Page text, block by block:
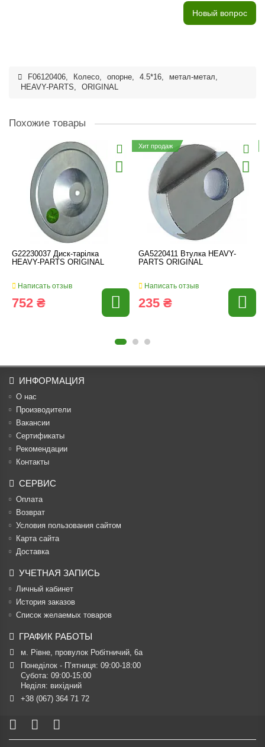
Новый вопрос
F06120406, Колесо, опорне, 4.5*16, метал-метал,
HEAVY-PARTS, ORIGINAL
Похожие товары
G22230037 Диск-тарілка
HEAVY-PARTS ORIGINAL
Написать отзыв
752 ₴
Хит продаж
GA5220411 Втулка HEAVY-
PARTS ORIGINAL
Написать отзыв
235 ₴
ИНФОРМАЦИЯ
О нас
Производители
Вакансии
Cертификаты
Рекомендации
Контакты
СЕРВИС
Оплата
Возврат
Условия пользования сайтом
Карта сайта
Доставка
УЧЕТНАЯ ЗАПИСЬ
Личный кабинет
История заказов
Список желаемых товаров
ГРАФИК РАБОТЫ
м. Рівне, провулок Робітничий, 6а
Понеділок - П’ятниця: 09:00-18:00
Субота: 09:00-15:00
Неділя: вихідний
+38 (067) 364 71 72